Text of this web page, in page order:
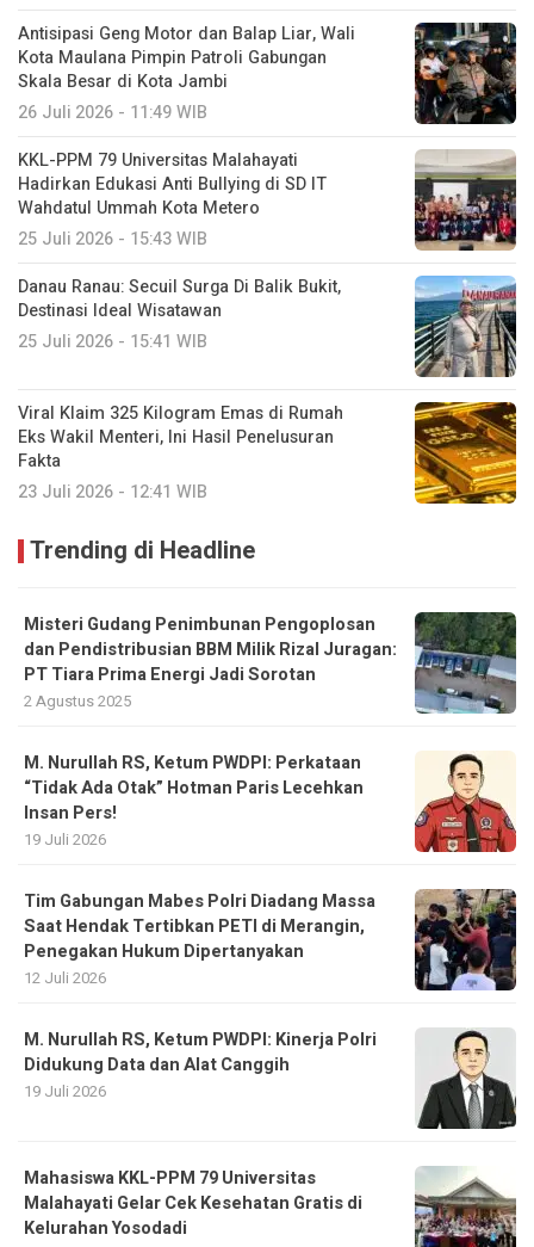
Antisipasi Geng Motor dan Balap Liar, Wali
Kota Maulana Pimpin Patroli Gabungan
Skala Besar di Kota Jambi
26 Juli 2026 - 11:49 WIB
KKL-PPM 79 Universitas Malahayati
Hadirkan Edukasi Anti Bullying di SD IT
Wahdatul Ummah Kota Metero
25 Juli 2026 - 15:43 WIB
Danau Ranau: Secuil Surga Di Balik Bukit,
Destinasi Ideal Wisatawan
25 Juli 2026 - 15:41 WIB
Viral Klaim 325 Kilogram Emas di Rumah
Eks Wakil Menteri, Ini Hasil Penelusuran
Fakta
23 Juli 2026 - 12:41 WIB
Trending di Headline
Misteri Gudang Penimbunan Pengoplosan
dan Pendistribusian BBM Milik Rizal Juragan:
PT Tiara Prima Energi Jadi Sorotan
2 Agustus 2025
M. Nurullah RS, Ketum PWDPI: Perkataan
“Tidak Ada Otak” Hotman Paris Lecehkan
Insan Pers!
19 Juli 2026
Tim Gabungan Mabes Polri Diadang Massa
Saat Hendak Tertibkan PETI di Merangin,
Penegakan Hukum Dipertanyakan
12 Juli 2026
M. Nurullah RS, Ketum PWDPI: Kinerja Polri
Didukung Data dan Alat Canggih
19 Juli 2026
Mahasiswa KKL-PPM 79 Universitas
Malahayati Gelar Cek Kesehatan Gratis di
Kelurahan Yosodadi